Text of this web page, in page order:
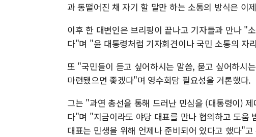
과 동떨어진 채 자기 할 말만 하는 소통의 방식은 이
이후 한 대변인은 브리핑이 끝나고 기자들과 만나 "
다"며 "윤 대통령처럼 기자회견이나 국민 소통의 자
또 "국민들이 듣고 싶어하시는 말씀, 묻고 싶어하시
마련됐으면 좋겠다"며 영수회담 필요성을 거론했다.
그는 "과연 총선을 통해 드러난 민심을 (대통령이)
다"며 "지금이라도 야당 대표를 만나 협의하고 도움
대표는 민생을 위해 언제나 준비되어 있다고 했다"고